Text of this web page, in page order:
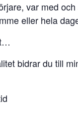
var med
eller hela
bidrar du till